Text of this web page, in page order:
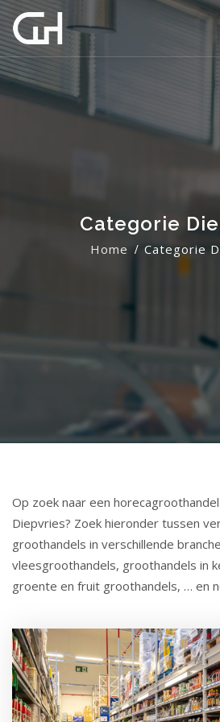
Categorie
Home Categorie
Op zoek naar een
Diepvries? Zoek hieronder tussen
groothandels in verschillende
vleesgroothandels, groothandels in
groente en fruit groothandels, … en